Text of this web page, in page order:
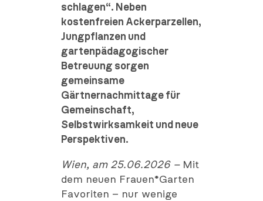
schlagen“. Neben
kostenfreien Ackerparzellen,
Jungpflanzen und
gartenpädagogischer
Betreuung sorgen
gemeinsame
Gärtnernachmittage für
Gemeinschaft,
Selbstwirksamkeit und neue
Perspektiven.
Wien, am 25.06.2026 –Mit
dem neuen Frauen*Garten
Favoriten – nur wenige